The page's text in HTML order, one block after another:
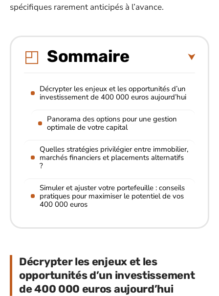
spécifiques rarement anticipés à l’avance.
Sommaire
Décrypter les enjeux et les opportunités d’un
investissement de 400 000 euros aujourd’hui
Panorama des options pour une gestion
optimale de votre capital
Quelles stratégies privilégier entre immobilier,
marchés financiers et placements alternatifs
?
Simuler et ajuster votre portefeuille : conseils
pratiques pour maximiser le potentiel de vos
400 000 euros
Décrypter les enjeux et les
opportunités d’un investissement
de 400 000 euros aujourd’hui